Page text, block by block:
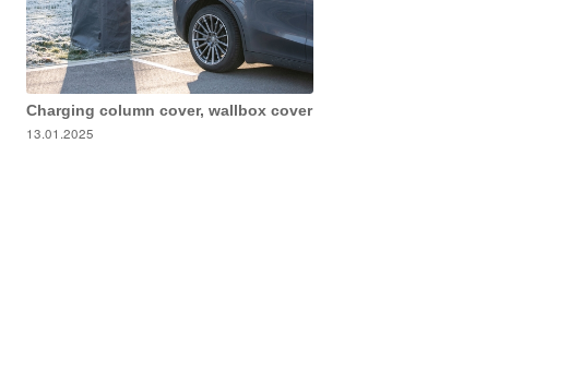
Charging column cover, wallbox cover
13.01.2025